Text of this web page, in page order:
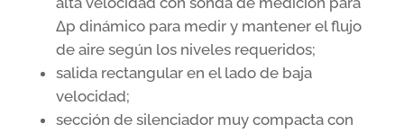
Δp dinámico para medir y mantener el flujo
de aire según los niveles requeridos;
salida rectangular en el lado de baja
velocidad;
sección de silenciador muy compacta con